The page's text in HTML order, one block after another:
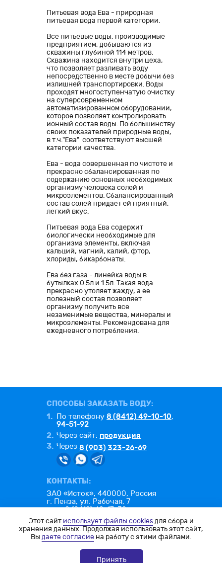
Питьевая вода Ева - природная
питьевая вода первой категории.
Все питьевые воды, производимые
предприятием, добываются из
скважины глубиной 114 метров.
Скважина находится внутри цеха,
что позволяет разливать воду
непосредственно в месте добычи без
излишней транспортировки. Воды
проходят многоступенчатую очистку
на суперсовременном
автоматизированном оборудовании,
которое позволяет контролировать
ионный состав воды. По большинству
своих показателей природные воды,
в т.ч."Ева" соответствуют высшей
категории качества.
Ева - вода совершенная по чистоте и
прекрасно сбалансированная по
содержанию основных необходимых
организму человека солей и
микроэлементов. Сбалансированный
состав солей придает ей приятный,
легкий вкус.
Питьевая вода Ева содержит
биологически необходимые для
организма элементы, включая
кальций, магний, калий, фтор,
хлориды, бикарбонаты.
Ева без газа - линейка воды в
бутылках 0.5л и 1.5л. Такая вода
прекрасно утоляет жажду, а ее
полезный состав позволяет
организму получить все
незаменимые вещества, минералы и
микроэлементы. Рекомендована для
ежедневного потребления.
СПОСОБЫ ЗАКАЗАТЬ ВОДУ:
1. По телефону 8 (8412) 49-10-10,
94-51-92
2. Через сайт: продукция
3. Через 8 (903) 323-26-69
КОНТАКТЫ:
ЗАО «Исток», 440000, Россия
г. Пенза, ул. Рабочая, 7
тел.: 8 (8412) 49-17-32
факс: 8 (8412) 49-26-25
e-mail:office@istok-penza.ru
Политика конфиденциальности
Согласие на обработку ПД
Этот сайт использует файлы cookiesдля сбора и
хранения данных. Продолжая использовать этот сайт,
Вы даете согласие на работу с этими файлами.
Принять